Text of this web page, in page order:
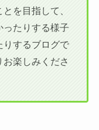
を目指して、
ったりする様子
りするブログで
楽しみくださ